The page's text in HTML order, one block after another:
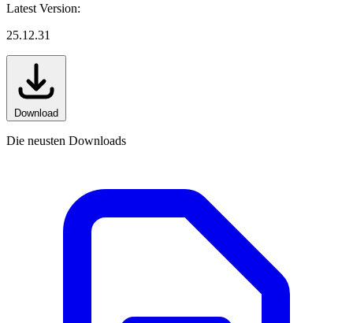
Latest Version:
25.12.31
Download
Die neusten Downloads